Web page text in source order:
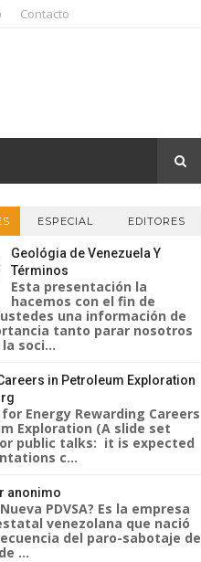
Contacto
ESPECIAL EDITORES
Geológia de Venezuela Y
Términos
Esta presentación la
hacemos con el fin de
una información de
tanto parar nosotros
soci...
in Petroleum Exploration
Energy Rewarding Careers
Exploration (A slide set
public talks: it is expected
c...
anonimo
PDVSA? Es la empresa
venezolana que nació
del paro-sabotaje de
...